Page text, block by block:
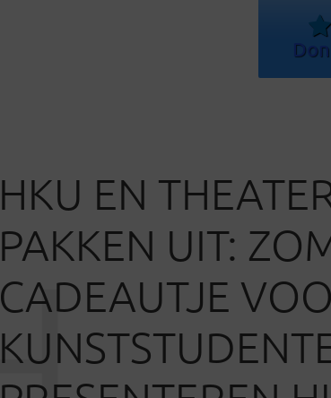
HKU EN
PAKKEN UIT:
CADEAUTJE